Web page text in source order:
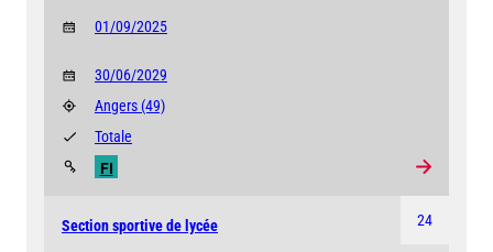
01/09/2025
30/06/2029
Angers (49)
FI
Totale
24
Section sportive de lycée